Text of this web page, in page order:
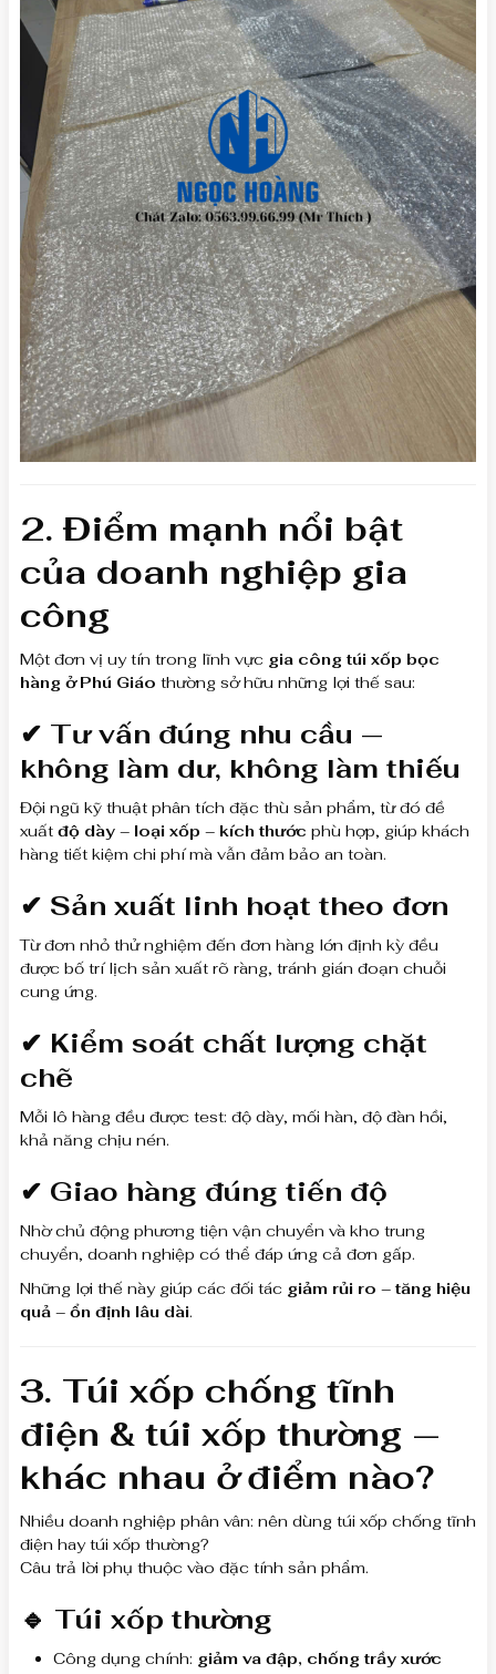
2. Điểm mạnh nổi bật
của doanh nghiệp gia
công
Một đơn vị uy tín trong lĩnh vực gia công túi xốp bọc
hàng ở Phú Giáo thường sở hữu những lợi thế sau:
✔ Tư vấn đúng nhu cầu —
không làm dư, không làm thiếu
Đội ngũ kỹ thuật phân tích đặc thù sản phẩm, từ đó đề
xuất độ dày – loại xốp – kích thước phù hợp, giúp khách
hàng tiết kiệm chi phí mà vẫn đảm bảo an toàn.
✔ Sản xuất linh hoạt theo đơn
Từ đơn nhỏ thử nghiệm đến đơn hàng lớn định kỳ đều
được bố trí lịch sản xuất rõ ràng, tránh gián đoạn chuỗi
cung ứng.
✔ Kiểm soát chất lượng chặt
chẽ
Mỗi lô hàng đều được test: độ dày, mối hàn, độ đàn hồi,
khả năng chịu nén.
✔ Giao hàng đúng tiến độ
Nhờ chủ động phương tiện vận chuyển và kho trung
chuyển, doanh nghiệp có thể đáp ứng cả đơn gấp.
Những lợi thế này giúp các đối tác giảm rủi ro – tăng hiệu
quả – ổn định lâu dài.
3. Túi xốp chống tĩnh
điện & túi xốp thường —
khác nhau ở điểm nào?
Nhiều doanh nghiệp phân vân: nên dùng túi xốp chống tĩnh
điện hay túi xốp thường?
Câu trả lời phụ thuộc vào đặc tính sản phẩm.
🔹 Túi xốp thường
Công dụng chính: giảm va đập, chống trầy xước